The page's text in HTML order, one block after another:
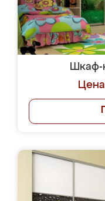
Шкаф-